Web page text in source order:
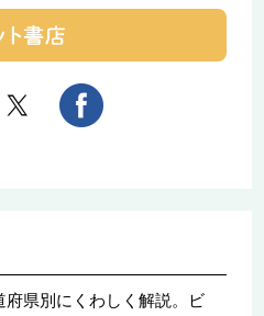
県別にくわしく解説。ビ